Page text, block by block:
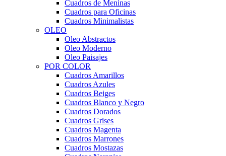
Cuadros de Meninas
Cuadros para Oficinas
Cuadros Minimalistas
OLEO
Oleo Abstractos
Oleo Moderno
Oleo Paisajes
POR COLOR
Cuadros Amarillos
Cuadros Azules
Cuadros Beiges
Cuadros Blanco y Negro
Cuadros Dorados
Cuadros Grises
Cuadros Magenta
Cuadros Marrones
Cuadros Mostazas